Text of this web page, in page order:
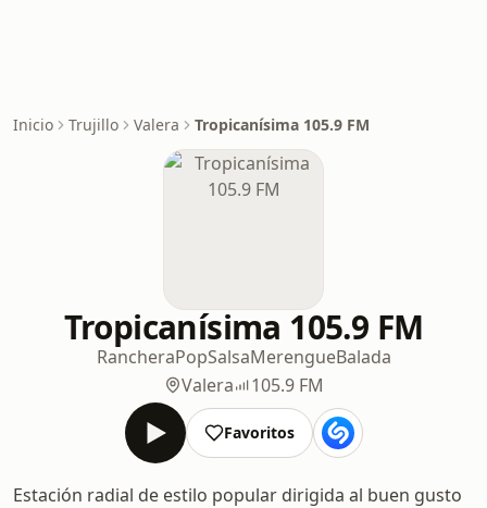
Inicio Trujillo Valera Tropicanísima 105.9 FM
Tropicanísima 105.9 FM
RancheraPopSalsaMerengueBalada
Valera
105.9 FM
Favoritos
Estación radial de estilo popular dirigida al buen gusto